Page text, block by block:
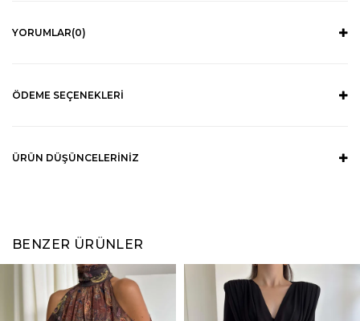
YORUMLAR(0)
ÖDEME SEÇENEKLERI
ÜRÜN DÜŞÜNCELERINIZ
BENZER ÜRÜNLER